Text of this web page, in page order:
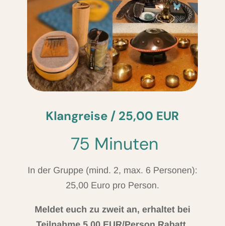
Klangreise / 25,00 EUR
75 Minuten
In der Gruppe (mind. 2, max. 6 Personen):
25,00 Euro pro Person.
Meldet euch zu zweit an, erhaltet bei